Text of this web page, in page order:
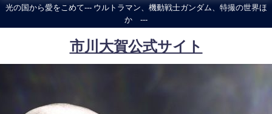
光の国から愛をこめて--- ウルトラマン、機動戦士ガンダム、特撮の世界ほ
か ---
市川大賀公式サイト